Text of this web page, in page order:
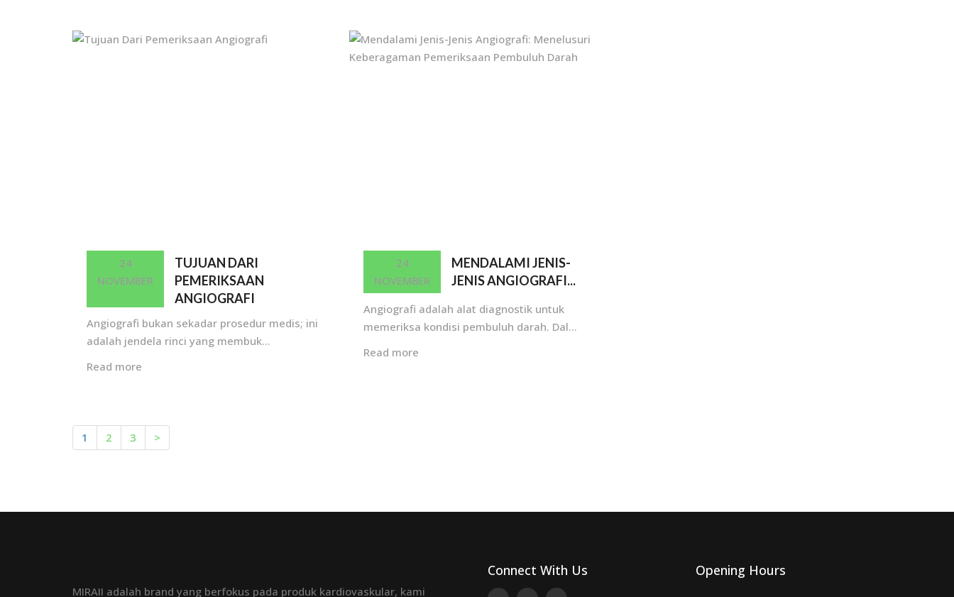
24
NOVEMBER
TUJUAN DARI
PEMERIKSAAN
ANGIOGRAFI
Angiografi bukan sekadar prosedur medis; ini
adalah jendela rinci yang membuk...
Read more
24
NOVEMBER
MENDALAMI JENIS-
JENIS ANGIOGRAFI...
Angiografi adalah alat diagnostik untuk
memeriksa kondisi pembuluh darah. Dal...
Read more
1 2 3 >
MIRAII adalah brand yang berfokus pada produk kardiovaskular, kami
Connect With Us Opening Hours